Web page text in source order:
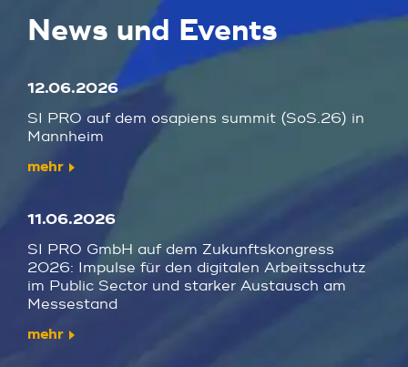
News und Events
12.06.2026
SI PRO auf dem osapiens summit (SoS.26) in
Mannheim
mehr
11.06.2026
SI PRO GmbH auf dem Zukunftskongress
2026: Impulse für den digitalen Arbeitsschutz
im Public Sector und starker Austausch am
Messestand
mehr